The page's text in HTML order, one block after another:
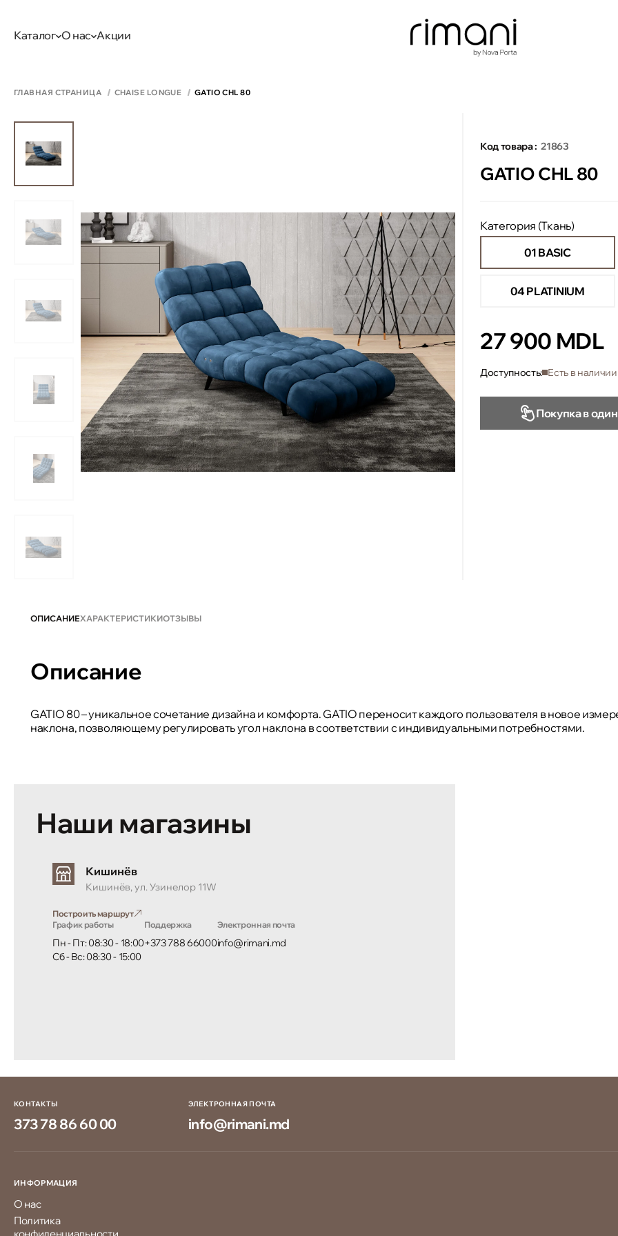
Каталог О нас Акции
ГЛАВНАЯ СТРАНИЦА CHAISE LONGUE GATIO CHL 80
Код товара : 21863
GATIO CHL 80
Категория (Ткань)
01 BASIC
04 PLATINIUM
27 900 MDL
Доступность: Есть в наличии
Покупка в
ОПИСАНИЕХАРАКТЕРИСТИКИОТЗЫВЫ
Описание
GATIO 80 – уникальное сочетание дизайна и комфорта. GATIO переносит каждого пользователя в новое
наклона, позволяющему регулировать угол наклона в соответствии с индивидуальными потребностями.
Наши магазины
Кишинёв
Кишинёв, ул. Узинелор 11W
Построить маршрут
График работы
Пн - Пт: 08:30 - 18:00
Сб - Вс: 08:30 - 15:00
Поддержка
+373 788 66000
Электронная почта
info@rimani.md
КОНТАКТЫ
373 78 86 60 00
ЭЛЕКТРОННАЯ ПОЧТА
info@rimani.md
ИНФОРМАЦИЯ
О нас
Политика